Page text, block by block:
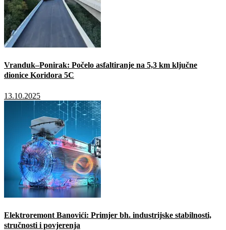
Vranduk–Ponirak: Počelo asfaltiranje na 5,3 km ključne
dionice Koridora 5C
13.10.2025
Elektroremont Banovići: Primjer bh. industrijske stabilnosti,
stručnosti i povjerenja